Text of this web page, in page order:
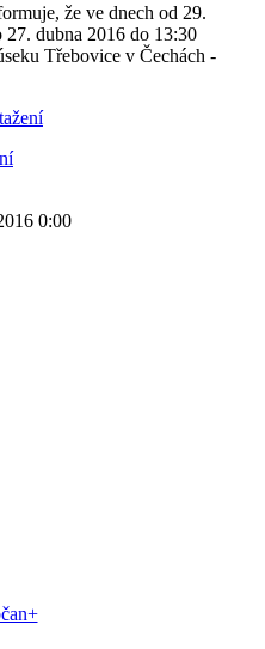
že ve dnech od 29.
27. dubna 2016 do 13:30
Třebovice v Čechách -
0:00